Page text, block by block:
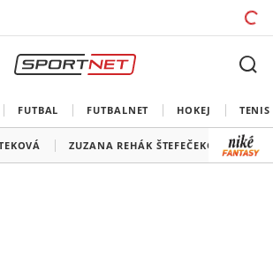
FUTBAL FUTBALNET HOKEJ TENIS
ZUZANA REHÁK ŠTEFEČEKOVÁ